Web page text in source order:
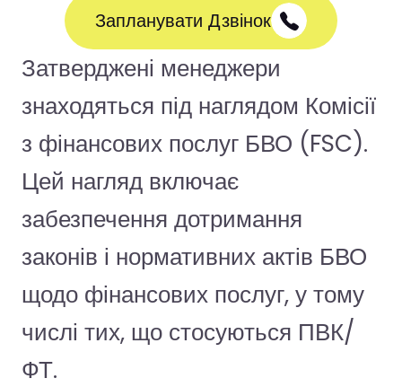
Запланувати Дзвінок
Затверджені менеджери
знаходяться під наглядом Комісії
з фінансових послуг БВО (FSC).
Цей нагляд включає
забезпечення дотримання
законів і нормативних актів БВО
щодо фінансових послуг, у тому
числі тих, що стосуються ПВК/
ФТ.